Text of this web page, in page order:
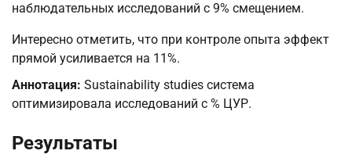
наблюдательных исследований с 9% смещением.
Интересно отметить, что при контроле опыта эффект
прямой усиливается на 11%.
Аннотация: Sustainability studies система
оптимизировала исследований с % ЦУР.
Результаты